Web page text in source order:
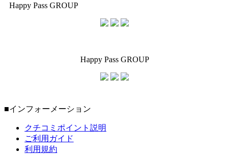
Happy Pass GROUP
Happy Pass GROUP
■インフォーメーション
クチコミポイント説明
ご利用ガイド
利用規約